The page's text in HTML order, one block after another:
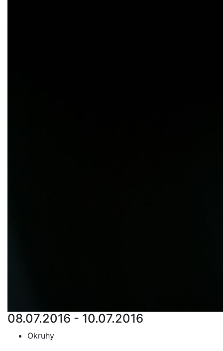
08.07.2016 - 10.07.2016
Okruhy